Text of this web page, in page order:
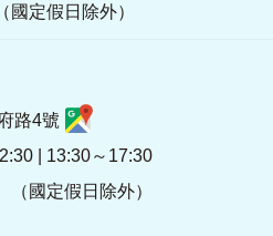
定假日除外）
路4號
| 13:30～17:30
（國定假日除外）